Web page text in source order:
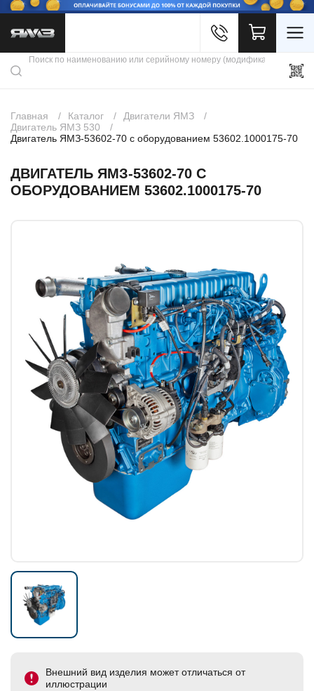
Каталог продукции
Скидки
Контакты
Главная Каталог
Двигатели ЯМЗ
Двигатель ЯМЗ 530
Двигатель ЯМЗ-53602-70 с оборудованием 53602.1000175-70
ДВИГАТЕЛЬ ЯМЗ-53602-70 С
ОБОРУДОВАНИЕМ 53602.1000175-70
Внешний вид изделия может отличаться от
иллюстрации